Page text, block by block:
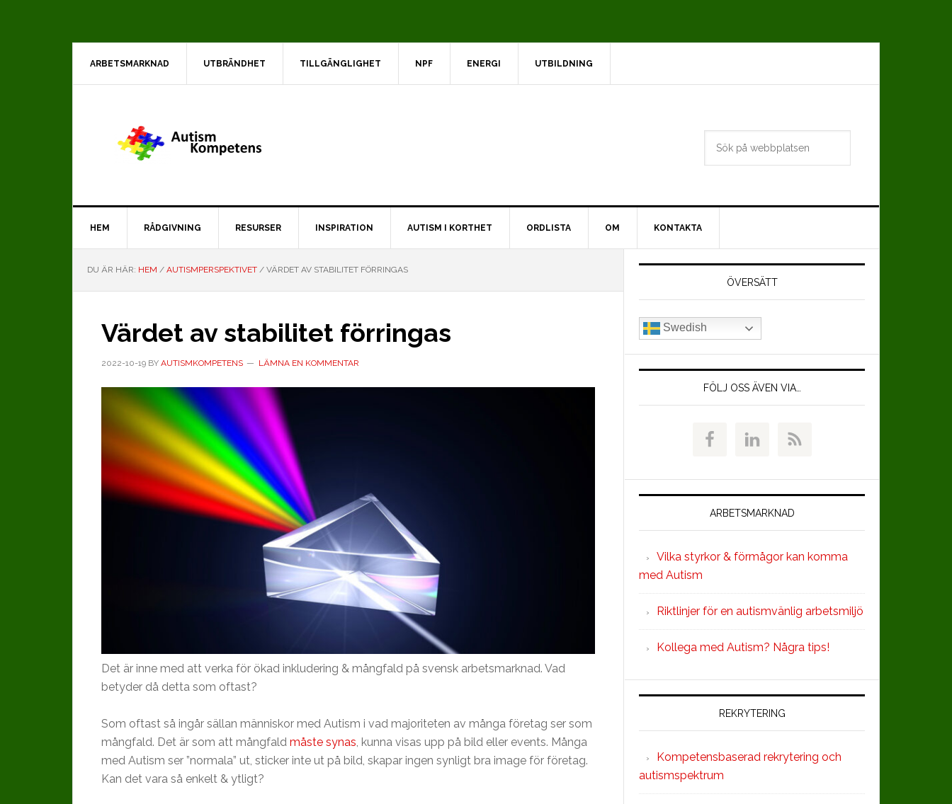
huvudnavigering
ARBETSMARKNAD UTBRÄNDHET TILLGÄNGLIGHET NPF ENERGI UTBILDNING
HEM RÅDGIVNING RESURSER INSPIRATION AUTISM I KORTHET ORDLISTA OM KONTAKTA
DU ÄR HÄR: HEM / AUTISMPERSPEKTIVET / VÄRDET AV STABILITET FÖRRINGAS
Värdet av stabilitet förringas
2022-10-19 BY AUTISMKOMPETENS LÄMNA EN KOMMENTAR
Det är inne med att verka för ökad inkludering & mångfald på svensk arbetsmarknad. Vad
betyder då detta som oftast?
Som oftast så ingår sällan människor med Autism i vad majoriteten av många företag ser som
mångfald. Det är som att mångfald måste synas , kunna visas upp på bild eller events. Många
med Autism ser ”normala” ut, sticker inte ut på bild, skapar ingen synligt bra image för företag.
Kan det vara så enkelt & ytligt?
Primärt
ÖVERSÄTT
Swedish
FÖLJ OSS ÄVEN VIA…
ARBETSMARKNAD
Vilka styrkor & förmågor kan komma
med Autism
Riktlinjer för en autismvänlig arbetsmiljö
Kollega med Autism? Några tips!
REKRYTERING
Kompetensbaserad rekrytering och
autismspektrum